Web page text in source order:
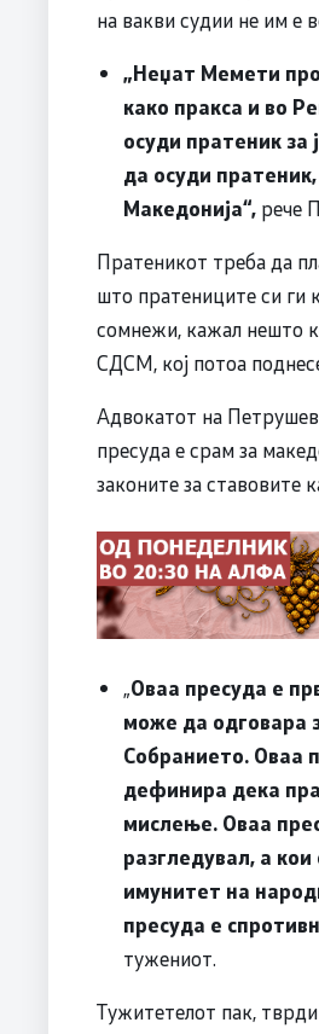
на вакви судии не им е
„Неџат Мемети
како пракса и во
осуди пратеник за
да осуди
Македонија“, рече
Пратеникот треба да
што пратениците си ги
сомнежи, кажал нешто
СДСМ, кој потоа
Адвокатот на
пресуда е срам за
законите за ставовите
„Оваа пресуда е
може да одговара
Собранието. Оваа
дефинира дека
мислење. Оваа
разгледувал, а
имунитет на
пресуда е
тужениот.
Тужитетелот пак,